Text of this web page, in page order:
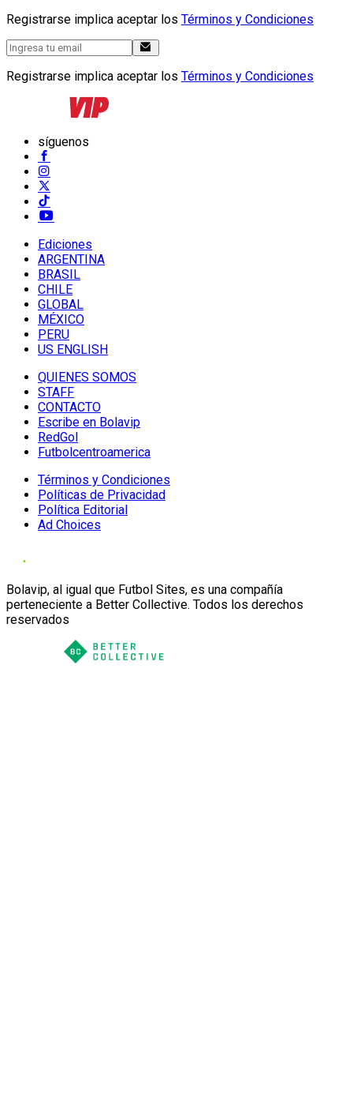
Registrarse implica aceptar los Términos y Condiciones
Registrarse implica aceptar los Términos y Condiciones
síguenos
Ediciones
ARGENTINA
BRASIL
CHILE
GLOBAL
MÉXICO
PERU
US ENGLISH
QUIENES SOMOS
STAFF
CONTACTO
Escribe en Bolavip
RedGol
Futbolcentroamerica
Términos y Condiciones
Políticas de Privacidad
Política Editorial
Ad Choices
Bolavip, al igual que Futbol Sites, es una compañía
perteneciente a Better Collective. Todos los derechos
reservados